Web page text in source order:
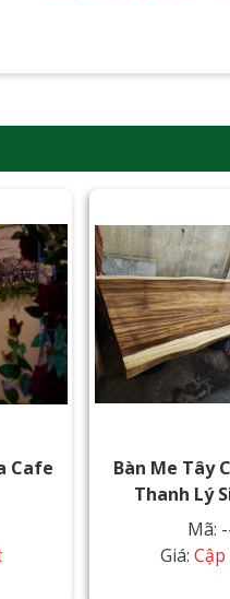
Cafe
Bàn Me Tây
Thanh Lý
Mã:
Giá: